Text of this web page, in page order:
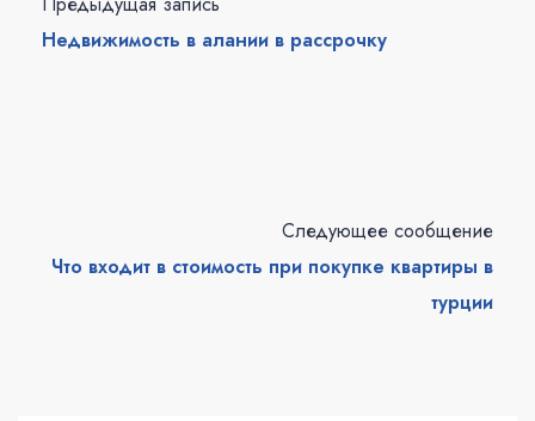
Недвижимость в алании в рассрочку
Следующее сообщение
Что входит в стоимость при покупке квартиры в
турции